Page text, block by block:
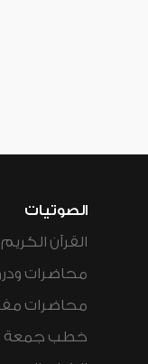
الصوتيات
القرآن الكريم
محاضرات
محاضرات
خطب جمعة